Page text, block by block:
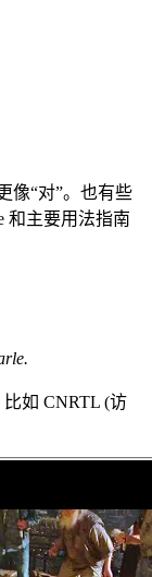
像“对”。也有些
和主要用法指南
如 CNRTL (访